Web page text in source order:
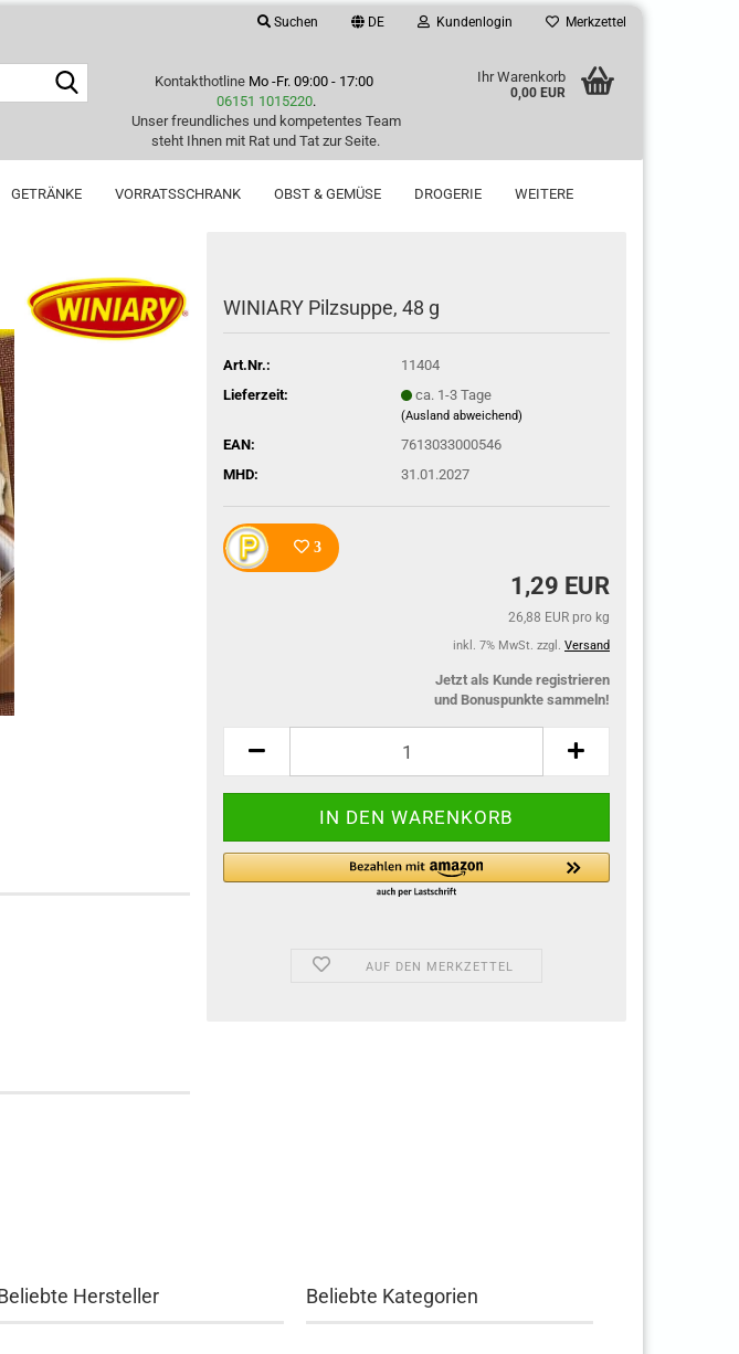
Suchen DE Kundenlogin Merkzettel
Kontakthotline Mo -Fr. 09:00 - 17:00
06151 1015220.
Unser freundliches und kompetentes Team
steht Ihnen mit Rat und Tat zur Seite.
Ihr Warenkorb
0,00 EUR
GETRÄNKE VORRATSSCHRANK OBST & GEMÜSE DROGERIE WEITERE
WINIARY Pilzsuppe, 48 g
Art.Nr.:
11404
Lieferzeit:
ca. 1-3 Tage
(Ausland abweichend)
EAN:
7613033000546
MHD:
31.01.2027
3
1,29 EUR
26,88 EUR pro kg
inkl. 7% MwSt. zzgl. Versand
Jetzt als Kunde registrieren
und Bonuspunkte sammeln!
AUF DEN MERKZETTEL
Hersteller Beliebte Kategorien